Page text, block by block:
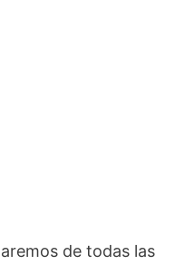
de todas las